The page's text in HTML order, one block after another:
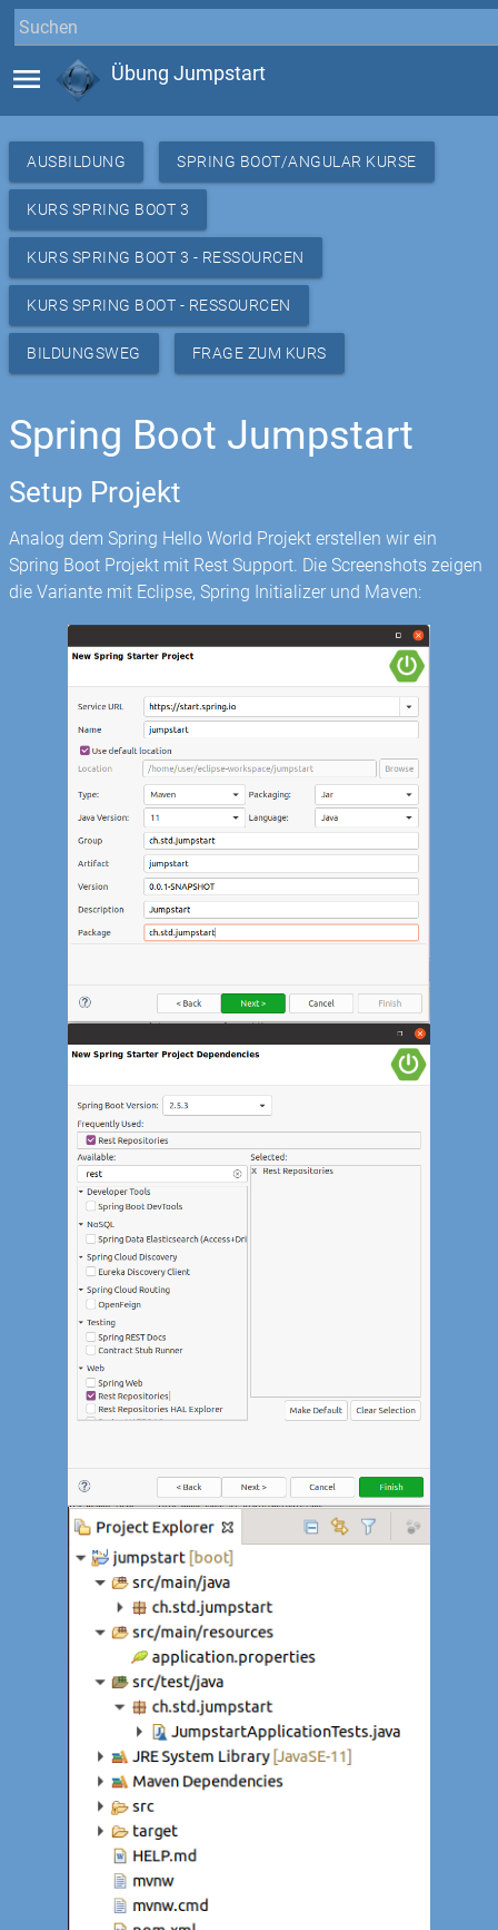
menu Übung Jumpstart
AUSBILDUNG SPRING BOOT/ANGULAR KURSE
KURS SPRING BOOT 3
KURS SPRING BOOT 3 - RESSOURCEN
KURS SPRING BOOT - RESSOURCEN
BILDUNGSWEG FRAGE ZUM KURS
Spring Boot Jumpstart
Setup Projekt
Analog dem Spring Hello World Projekt erstellen wir ein
Spring Boot Projekt mit Rest Support. Die Screenshots zeigen
die Variante mit Eclipse, Spring Initializer und Maven: